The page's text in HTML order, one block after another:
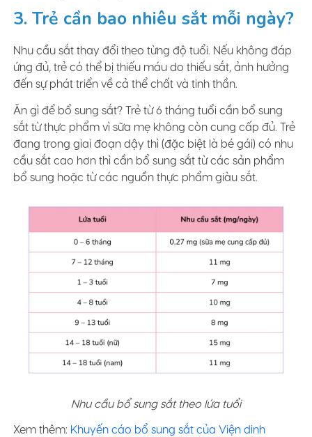
3. Trẻ cần bao nhiêu sắt mỗi ngày?
Nhu cầu sắt thay đổi theo từng độ tuổi. Nếu không đáp
ứng đủ, trẻ có thể bị thiếu máu do thiếu sắt, ảnh hưởng
đến sự phát triển về cả thể chất và tinh thần.
Ăn gì để bổ sung sắt? Trẻ từ 6 tháng tuổi cần bổ sung
sắt từ thực phẩm vì sữa mẹ không còn cung cấp đủ. Trẻ
đang trong giai đoạn dậy thì (đặc biệt là bé gái) có nhu
cầu sắt cao hơn thì cần bổ sung sắt từ các sản phẩm
bổ sung hoặc từ các nguồn thực phẩm giàu sắt.
Nhu cầu bổ sung sắt theo lứa tuổi
Xem thêm: Khuyến cáo bổ sung sắt của Viện dinh